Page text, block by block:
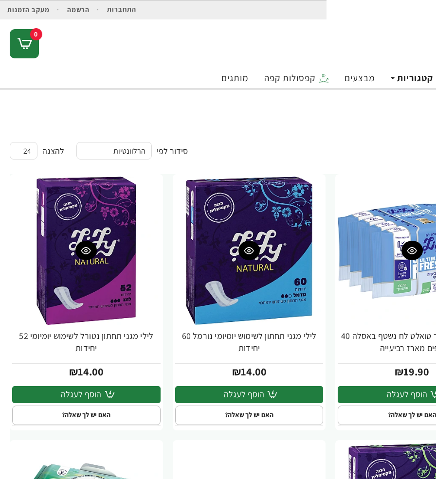
התחברות הרשמה מעקב הזמנות
0
קטגוריות מבצעים קפסולות קפה מותגים
סידור לפי להצגה
לילי PURE נייר טואלט לח נשטף באסלה 40
מארז רביעייה
₪19.90
הוסף לעגלה
האם יש לך שאלה?
לילי מגני תחתון לשימוש יומיומי נורמל 60
יחידות
₪14.00
הוסף לעגלה
האם יש לך שאלה?
לילי מגני תחתון נטורל לשימוש יומיומי 52
יחידות
₪14.00
הוסף לעגלה
האם יש לך שאלה?